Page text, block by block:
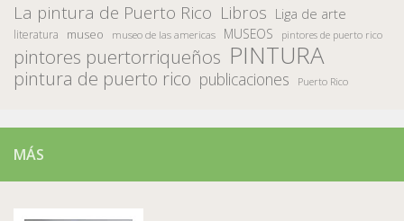
La pintura de Puerto Rico Libros Liga de arte
literatura museo museo de las americas MUSEOS pintores de puerto rico
pintores puertorriqueños PINTURA
pintura de puerto rico publicaciones Puerto Rico
MÁS